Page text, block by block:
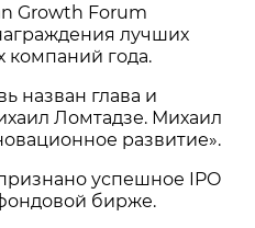
Growth Forum
лучших
компаний года.
назван глава и
Ломтадзе. Михаил
развитие».
успешное IPO
бирже.